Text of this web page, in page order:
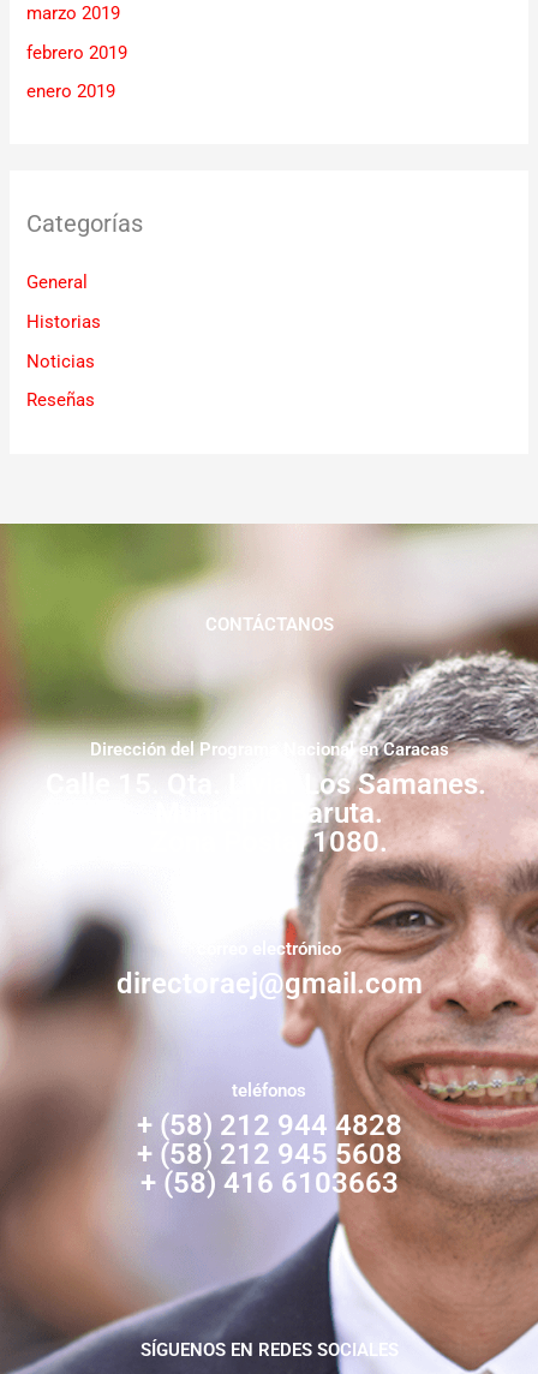
marzo 2019
febrero 2019
enero 2019
Categorías
General
Historias
Noticias
Reseñas
CONTÁCTANOS
Dirección del Programa Nacional en Caracas
Calle 15. Qta. Livia. Los Samanes.
Municipio Baruta.
Zona Postal 1080.
correo electrónico
directoraej@gmail.com
teléfonos
+ (58) 212 944 4828
+ (58) 212 945 5608
+ (58) 416 6103663
SÍGUENOS EN REDES SOCIALES